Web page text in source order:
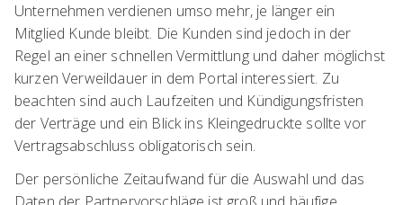
Unternehmen verdienen umso mehr, je länger ein
Mitglied Kunde bleibt. Die Kunden sind jedoch in der
Regel an einer schnellen Vermittlung und daher möglichst
kurzen Verweildauer in dem Portal interessiert. Zu
beachten sind auch Laufzeiten und Kündigungsfristen
der Verträge und ein Blick ins Kleingedruckte sollte vor
Vertragsabschluss obligatorisch sein.
Der persönliche Zeitaufwand für die Auswahl und das